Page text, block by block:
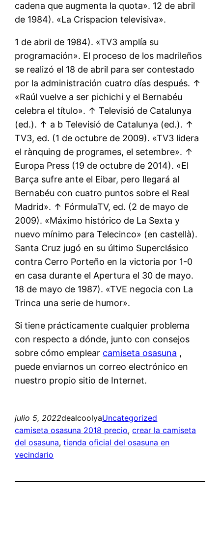
cadena que augmenta la quota». 12 de abril
de 1984). «La Crispacion televisiva».
1 de abril de 1984). «TV3 amplía su
programación». El proceso de los madrileños
se realizó el 18 de abril para ser contestado
por la administración cuatro días después. ↑
«Raúl vuelve a ser pichichi y el Bernabéu
celebra el título». ↑ Televisió de Catalunya
(ed.). ↑ a b Televisió de Catalunya (ed.). ↑
TV3, ed. (1 de octubre de 2009). «TV3 lidera
el rànquing de programes, el setembre». ↑
Europa Press (19 de octubre de 2014). «El
Barça sufre ante el Eibar, pero llegará al
Bernabéu con cuatro puntos sobre el Real
Madrid». ↑ FórmulaTV, ed. (2 de mayo de
2009). «Máximo histórico de La Sexta y
nuevo mínimo para Telecinco» (en castellà).
Santa Cruz jugó en su último Superclásico
contra Cerro Porteño en la victoria por 1-0
en casa durante el Apertura el 30 de mayo.
18 de mayo de 1987). «TVE negocia con La
Trinca una serie de humor».
Si tiene prácticamente cualquier problema
con respecto a dónde, junto con consejos
sobre cómo emplear camiseta osasuna ,
puede enviarnos un correo electrónico en
nuestro propio sitio de Internet.
julio 5, 2022dealcoolyaUncategorized
camiseta osasuna 2018 precio, crear la camiseta
del osasuna, tienda oficial del osasuna en
vecindario